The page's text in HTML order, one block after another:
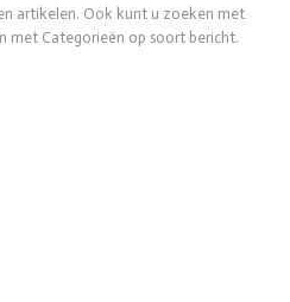
artikelen. Ook kunt u zoeken met
met Categorieën op soort bericht.